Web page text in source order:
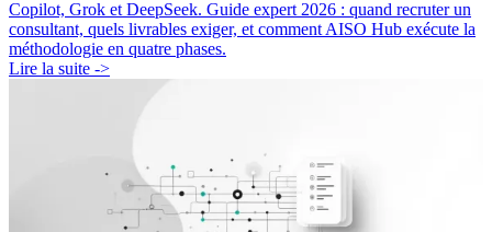
Copilot, Grok et DeepSeek. Guide expert 2026 : quand recruter un
consultant, quels livrables exiger, et comment AISO Hub exécute la
méthodologie en quatre phases.
Lire la suite ->